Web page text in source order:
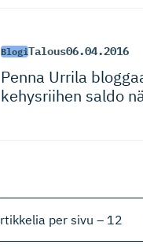
BlogiTalous06.04.2016
Penna Urrila
kehysriihen saldo